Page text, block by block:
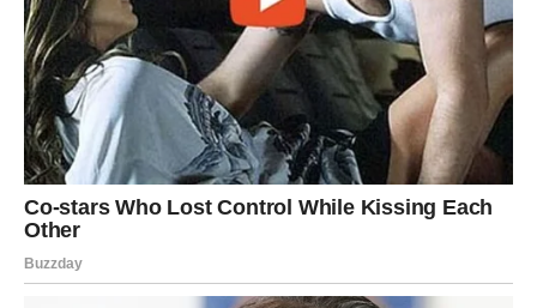
Ribe ulaze u jedan od najnježnijih i najemotivnijih perioda
u posljednje vrijeme.
Jedna osoba pokazuje koliko joj značite i vraća vam vjeru
da prava ljubav zaista postoji.
Ljubav liječi vašu dušu
Pred vama su trenuci puni topline, nježnosti i sreće.